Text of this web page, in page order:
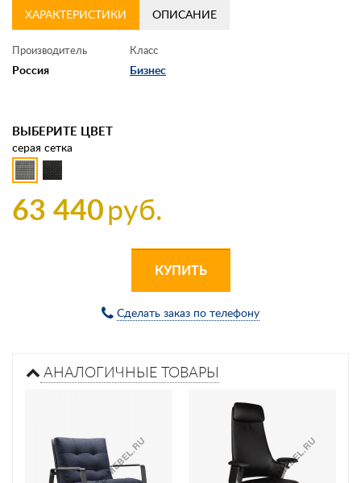
ХАРАКТЕРИСТИКИ ОПИСАНИЕ
Производитель
Россия
Класс
Бизнес
ВЫБЕРИТЕ ЦВЕТ
серая сетка
63 440руб.
КУПИТЬ
Сделать заказ по телефону
АНАЛОГИЧНЫЕ ТОВАРЫ